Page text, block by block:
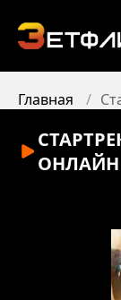
Главная
ОНЛАЙН